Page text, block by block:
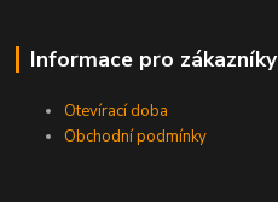
Informace pro zákazníky
Otevírací doba
Obchodní podmínky